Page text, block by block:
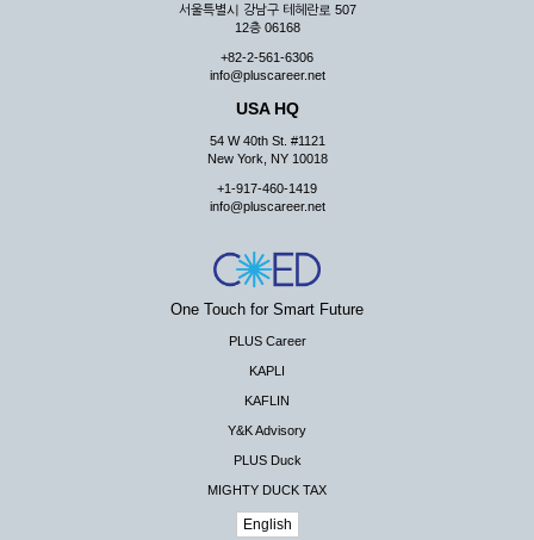
서울특별시 강남구 테헤란로 507
12층 06168
+82-2-561-6306
info@pluscareer.net
USA HQ
54 W 40th St. #1121
New York, NY 10018
+1-917-460-1419
info@pluscareer.net
One Touch for Smart Future
PLUS Career
KAPLI
KAFLIN
Y&K Advisory
PLUS Duck
MIGHTY DUCK TAX
English